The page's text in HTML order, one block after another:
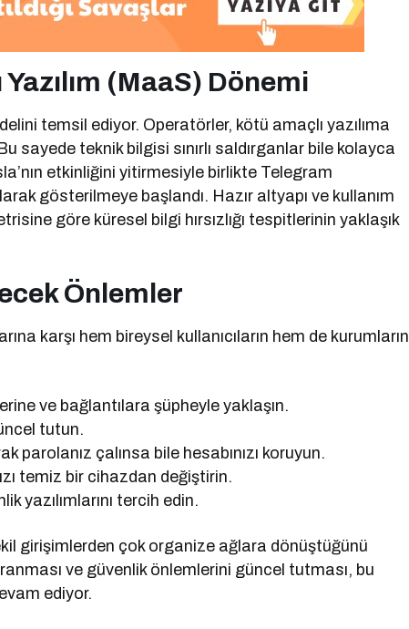
(MaaS) Dönemi
temsil ediyor. Operatörler, kötü amaçlı yazılıma
sayede teknik bilgisi sınırlı saldırganlar bile kolayca
etkinliğini yitirmesiyle birlikte Telegram
gösterilmeye başlandı. Hazır altyapı ve kullanım
göre küresel bilgi hırsızlığı tespitlerinin yaklaşık
Önlemler
karşı hem bireysel kullanıcıların hem de kurumların
ve bağlantılara şüpheyle yaklaşın.
tutun.
çalınsa bile hesabınızı koruyun.
temiz bir cihazdan değiştirin.
yazılımlarını tercih edin.
girişimlerden çok organize ağlara dönüştüğünü
ve güvenlik önlemlerini güncel tutması, bu
ediyor.